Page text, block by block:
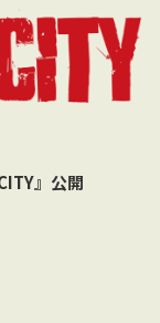
』公開